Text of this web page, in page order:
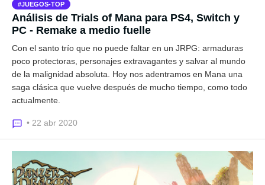
JUEGOS-TOP
Análisis de Trials of Mana para PS4, Switch y
PC - Remake a medio fuelle
Con el santo trío que no puede faltar en un JRPG: armaduras
poco protectoras, personajes extravagantes y salvar al mundo
de la malignidad absoluta. Hoy nos adentramos en Mana una
saga clásica que vuelve después de mucho tiempo, como todo
actualmente.
• 22 abr 2020